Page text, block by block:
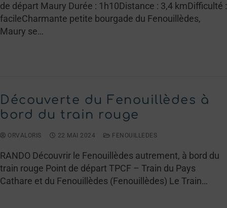
de départ Maury Durée : 1h10Distance : 3,4 kmDifficulté :
facileCharmante petite bourgade du Fenouillèdes,
Maury se…
Découverte du Fenouillèdes à
bord du train rouge
ORVALORIS 22 MAI 2024 FENOUILLEDES
RANDO Découvrir le Fenouillèdes autrement, à bord du
train rouge Point de départ TPCF – Train du Pays
Cathare et du Fenouillèdes (Fenouillèdes) Le Train…